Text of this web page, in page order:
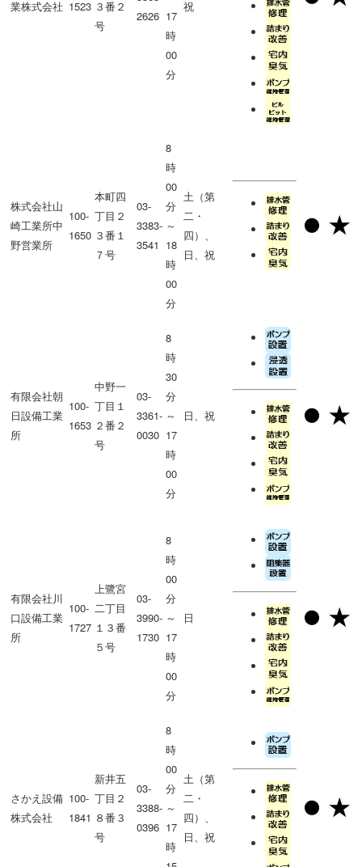
業株式会社 1523 ３番２
号
2626 17
時
00
分
祝
株式会社山
崎工業所中
野営業所
100-
1650
本町四
丁目２
３番１
７号
03-
3383-
3541
8
時
00
分
～
18
時
00
分
土（第
二・
四）、
日、祝
有限会社朝
日設備工業
所
100-
1653
中野一
丁目１
２番２
号
03-
3361-
0030
8
時
30
分
～
17
時
00
分
日、祝
有限会社川
口設備工業
所
100-
1727
上鷺宮
二丁目
１３番
５号
03-
3990-
1730
8
時
00
分
～
17
時
00
分
日
さかえ設備
株式会社
100-
1841
新井五
丁目２
８番３
号
03-
3388-
0396
8
時
00
分
～
17
時
土（第
二・
四）、
日、祝